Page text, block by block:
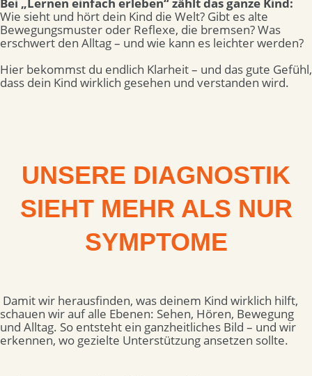
Wie sieht und hört dein Kind die Welt? Gibt es alte
Bewegungsmuster oder Reflexe, die bremsen?Was
erschwert den Alltag – und wie kann es leichter werden?
Hier bekommst du endlich Klarheit – und das gute Gefühl,
dass dein Kind wirklich gesehen und verstanden wird.
UNSERE DIAGNOSTIK
SIEHT MEHR ALS NUR
SYMPTOME
Damit wir herausfinden, was deinem Kind wirklich hilft,
schauen wir auf alle Ebenen: Sehen, Hören, Bewegung
und Alltag. So entsteht ein ganzheitliches Bild – und wir
erkennen, wo gezielte Unterstützung ansetzen sollte.